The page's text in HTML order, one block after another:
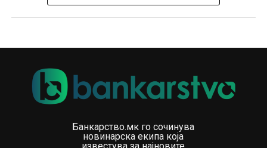
Банкарство.мк го сочинува
новинарска екипа која